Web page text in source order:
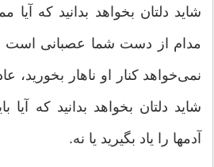
شاید دلتان بخواهد بدانید که
مدام از دست شما عصبانی است
نمی‌خواهد کنار او ناهار بخورید،
شاید دلتان بخواهد بدانید که
آدمها را یاد بگیرید یا نه.